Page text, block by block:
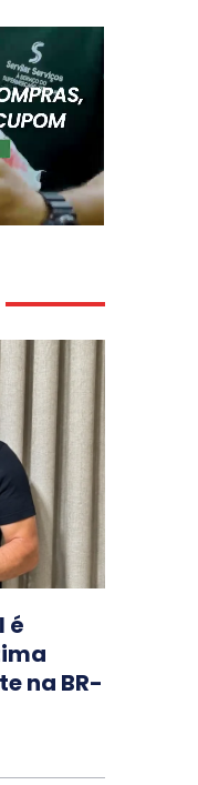
é
na BR-